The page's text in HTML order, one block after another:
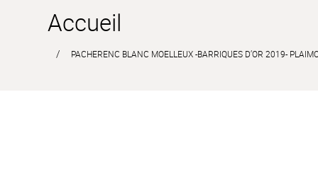
Accueil
PACHERENC BLANC MOELLEUX -BARRIQUES D’OR 2019-